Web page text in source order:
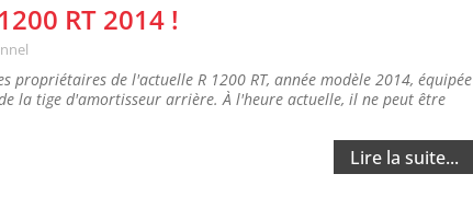
RT 2014 !
de l'actuelle R 1200 RT, année modèle 2014, équipée
la tige d'amortisseur arrière. À l'heure actuelle, il ne peut être
Lire la suite...